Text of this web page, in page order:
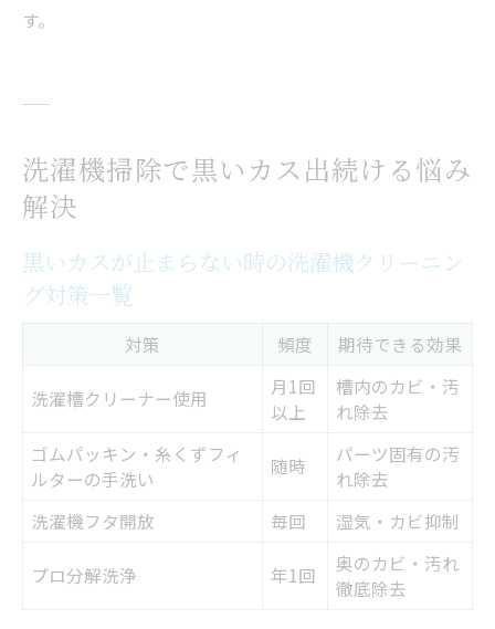
す。
洗濯機掃除で黒いカス出続ける悩み
解決
黒いカスが止まらない時の洗濯機クリーニン
グ対策一覧
対策 頻度 期待できる効果
洗濯槽クリーナー使用
月1回
以上
槽内のカビ・汚
れ除去
ゴムパッキン・糸くずフィ
ルターの手洗い
随時
パーツ固有の汚
れ除去
洗濯機フタ開放
毎回 湿気・カビ抑制
プロ分解洗浄 年1回
奥のカビ・汚れ
徹底除去